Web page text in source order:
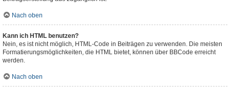
Nach oben
Kann ich HTML benutzen?
Nein, es ist nicht möglich, HTML-Code in Beiträgen zu verwenden. Die meisten
Formatierungsmöglichkeiten, die HTML bietet, können über BBCode erreicht
werden.
Nach oben